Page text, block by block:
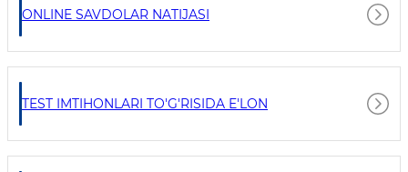
ONLINE SAVDOLAR NATIJASI
TEST IMTIHONLARI TO'G'RISIDA E'LON